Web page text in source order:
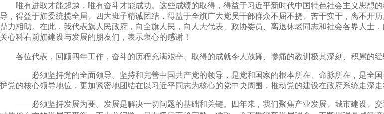
唯有进取才能超越，唯有奋斗才能成功。这些成绩的取得，得益于习近平新时代中国特色社会主义思想
导，得益于旗委统揽全局、四大班子精诚团结，得益于全旗广大党员干部群众不屈不挠、苦干实干，离不开
鼎力相助。在此，我代表旗人民政府，向全旗人民，向人大代表、政协委员、离退休老同志和社会各界人士
关心科右前旗建设与发展的朋友们，表示衷心的感谢！
各位代表，回顾四年工作，奋斗的历程充满艰辛、取得的成就令人鼓舞、惨痛的教训极其深刻、积累的
——必须坚持党的全面领导。坚持和完善中国共产党的领导，是党和国家的根本所在、命脉所在，是全国
护党的核心领导地位，更加紧密地团结在以习近平同志为核心的党中央周围，推动党的建设在政府系统走深
——必须坚持发展为要。发展是解决一切问题的基础和关键。四年来，我们聚焦产业发展、城市建设、交